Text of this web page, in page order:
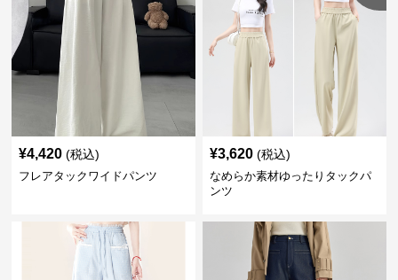
¥4,420 (税込)
フレアタックワイドパンツ
¥3,620 (税込)
なめらか素材ゆったりタックパ
ンツ